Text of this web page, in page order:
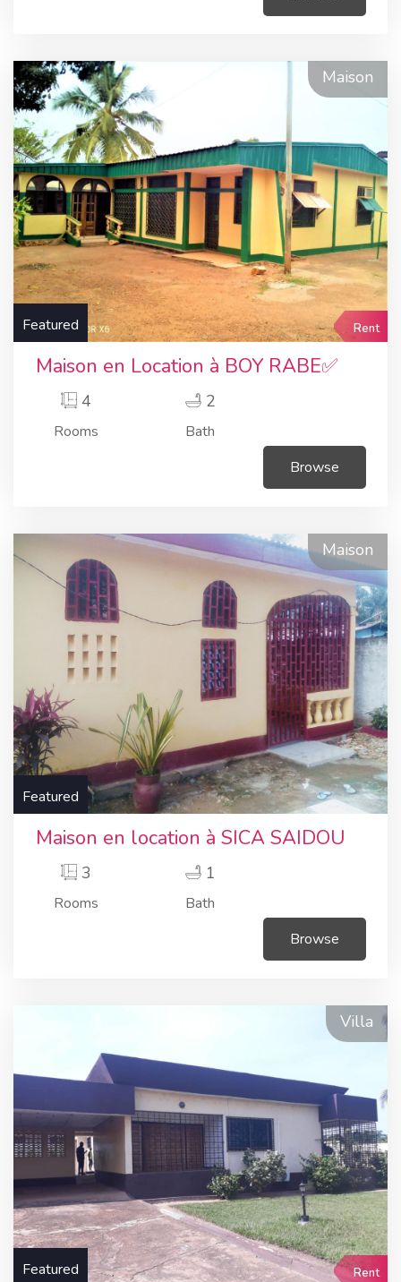
Maison
Featured Rent
Maison en Location à BOY RABE✅
4
Rooms
2
Bath
Browse
Maison
Featured
Maison en location à SICA SAIDOU
3
Rooms
1
Bath
Browse
Villa
Featured Rent